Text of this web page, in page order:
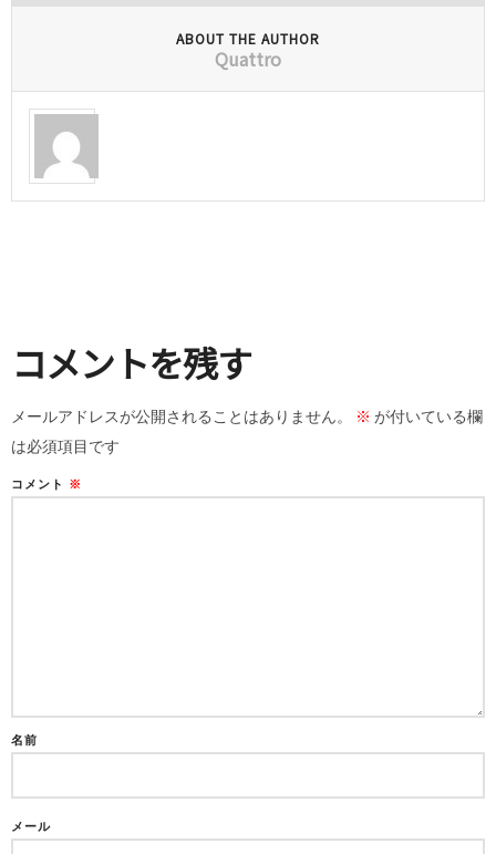
ABOUT THE AUTHOR
Quattro
コメントを残す
メールアドレスが公開されることはありません。 ※ が付いている欄
は必須項目です
コメント ※
名前
メール